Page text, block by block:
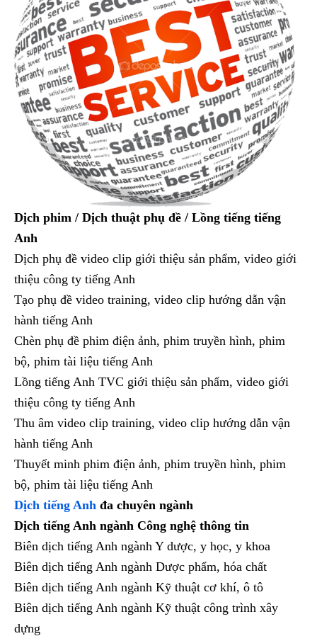
Dịch phim / Dịch thuật phụ đề / Lồng tiếng tiếng
Anh
Dịch phụ đề video clip giới thiệu sản phẩm, video giới
thiệu công ty tiếng Anh
Tạo phụ đề video training, video clip hướng dẫn vận
hành tiếng Anh
Chèn phụ đề phim điện ảnh, phim truyền hình, phim
bộ, phim tài liệu tiếng Anh
Lồng tiếng Anh TVC giới thiệu sản phẩm, video giới
thiệu công ty tiếng Anh
Thu âm video clip training, video clip hướng dẫn vận
hành tiếng Anh
Thuyết minh phim điện ảnh, phim truyền hình, phim
bộ, phim tài liệu tiếng Anh
Dịch tiếng Anh đa chuyên ngành
Dịch tiếng Anh ngành Công nghệ thông tin
Biên dịch tiếng Anh ngành Y dược, y học, y khoa
Biên dịch tiếng Anh ngành Dược phẩm, hóa chất
Biên dịch tiếng Anh ngành Kỹ thuật cơ khí, ô tô
Biên dịch tiếng Anh ngành Kỹ thuật công trình xây
dựng